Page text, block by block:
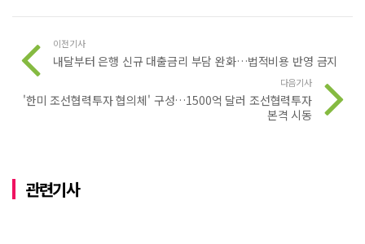
이전기사
내달부터 은행 신규 대출금리 부담 완화…법적비용 반영 금지
다음기사
'한미 조선협력투자 협의체' 구성…1500억 달러 조선협력투자
본격 시동
관련기사